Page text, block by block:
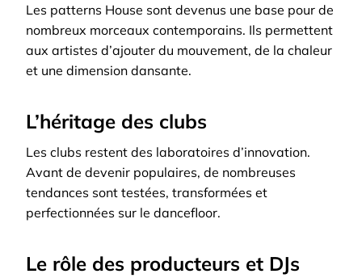
Les patterns House sont devenus une base pour de
nombreux morceaux contemporains. Ils permettent
aux artistes d’ajouter du mouvement, de la chaleur
et une dimension dansante.
L’héritage des clubs
Les clubs restent des laboratoires d’innovation.
Avant de devenir populaires, de nombreuses
tendances sont testées, transformées et
perfectionnées sur le dancefloor.
Le rôle des producteurs et DJs